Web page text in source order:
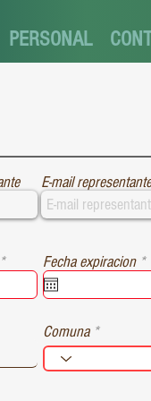
PERSONAL
E-mail representante
*r
e
d
Fecha expiracion *r
e
r
d
Comuna